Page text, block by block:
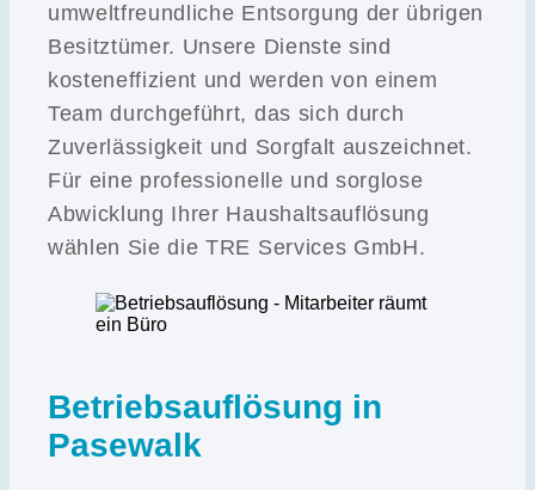
umweltfreundliche Entsorgung der übrigen
Besitztümer. Unsere Dienste sind
kosteneffizient und werden von einem
Team durchgeführt, das sich durch
Zuverlässigkeit und Sorgfalt auszeichnet.
Für eine professionelle und sorglose
Abwicklung Ihrer Haushaltsauflösung
wählen Sie die TRE Services GmbH.
Betriebsauflösung in
Pasewalk